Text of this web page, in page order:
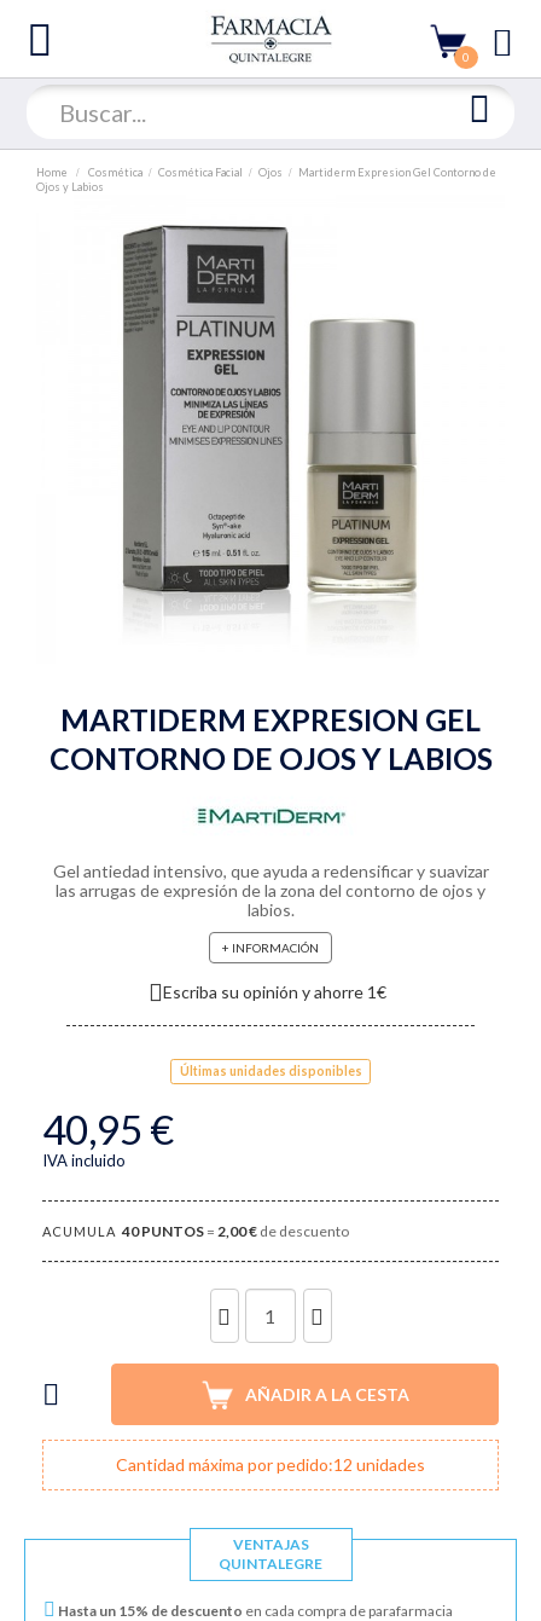
0
Home Cosmética Cosmética Facial Ojos
Martiderm Expresion Gel Contorno de
Ojos y Labios
MARTIDERM EXPRESION GEL
CONTORNO DE OJOS Y LABIOS
Gel antiedad intensivo, que ayuda a redensificar y suavizar
las arrugas de expresión de la zona del contorno de ojos y
labios.
+ INFORMACIÓN
Escriba su opinión y ahorre 1€
Últimas unidades disponibles
40,95 €
IVA incluido
ACUMULA 40PUNTOS = 2,00 € de descuento
UNIDADES
AÑADIR A LA CESTA
Cantidad máxima por pedido:12 unidades
VENTAJAS
QUINTALEGRE
Hasta un 15% de descuento en cada compra de parafarmacia